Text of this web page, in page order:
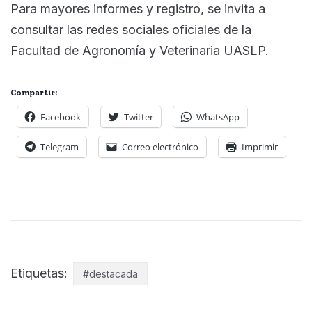
Para mayores informes y registro, se invita a
consultar las redes sociales oficiales de la
Facultad de Agronomía y Veterinaria UASLP.
Compartir:
Facebook Twitter WhatsApp
Telegram Correo electrónico Imprimir
Etiquetas: #destacada